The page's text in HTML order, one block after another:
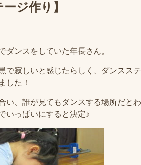
ジ作り】
ダンスをしていた年長さん。
で寂しいと感じたらしく、ダンスステ
した！
い、誰が見てもダンスする場所だとわ
いっぱいにすると決定♪